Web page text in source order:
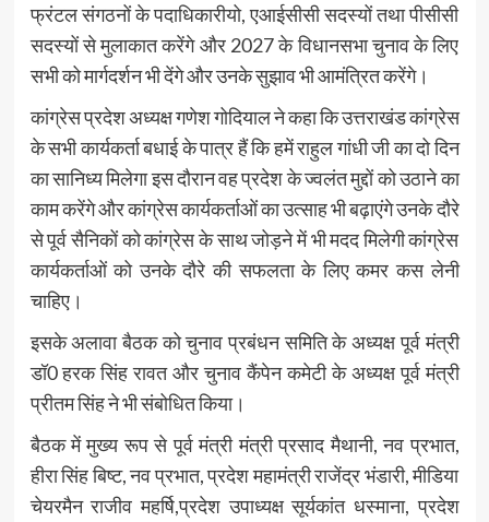
फ्रंटल संगठनों के पदाधिकारीयो, एआईसीसी सदस्यों तथा पीसीसी
सदस्यों से मुलाकात करेंगे और 2027 के विधानसभा चुनाव के लिए
सभी को मार्गदर्शन भी देंगे और उनके सुझाव भी आमंत्रित करेंगे।
कांग्रेस प्रदेश अध्यक्ष गणेश गोदियाल ने कहा कि उत्तराखंड कांग्रेस
के सभी कार्यकर्ता बधाई के पात्र हैं कि हमें राहुल गांधी जी का दो दिन
का सानिध्य मिलेगा इस दौरान वह प्रदेश के ज्वलंत मुद्दों को उठाने का
काम करेंगे और कांग्रेस कार्यकर्ताओं का उत्साह भी बढ़ाएंगे उनके दौरे
से पूर्व सैनिकों को कांग्रेस के साथ जोड़ने में भी मदद मिलेगी कांग्रेस
कार्यकर्ताओं को उनके दौरे की सफलता के लिए कमर कस लेनी
चाहिए।
इसके अलावा बैठक को चुनाव प्रबंधन समिति के अध्यक्ष पूर्व मंत्री
डॉ0 हरक सिंह रावत और चुनाव कैंपेन कमेटी के अध्यक्ष पूर्व मंत्री
प्रीतम सिंह ने भी संबोधित किया।
बैठक में मुख्य रूप से पूर्व मंत्री मंत्री प्रसाद मैथानी, नव प्रभात,
हीरा सिंह बिष्ट, नव प्रभात, प्रदेश महामंत्री राजेंद्र भंडारी, मीडिया
चेयरमैन राजीव महर्षि,प्रदेश उपाध्यक्ष सूर्यकांत धस्माना, प्रदेश